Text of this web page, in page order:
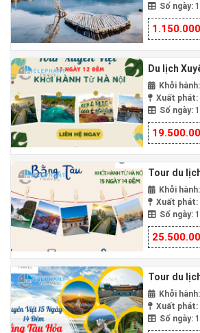
Số ngày:
1.150.000
Du lịch
ngày 12
Khởi hành:
Xuất phát:
Số ngày:
Tour du
14 đêm từ
Khởi hành:
Xuất phát:
Số ngày:
Tour du
14 đêm từ
Tàu Hỏa
Khởi hành:
Xuất phát:
Số ngày: